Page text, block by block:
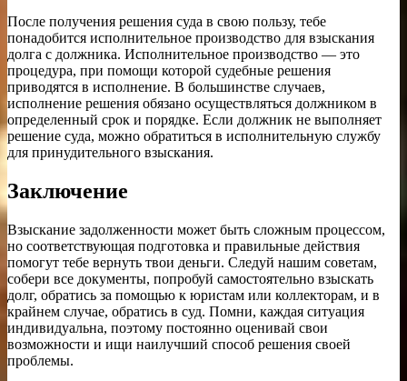
После получения решения суда в свою пользу, тебе
понадобится исполнительное производство для взыскания
долга с должника. Исполнительное производство — это
процедура, при помощи которой судебные решения
приводятся в исполнение. В большинстве случаев,
исполнение решения обязано осуществляться должником в
определенный срок и порядке. Если должник не выполняет
решение суда, можно обратиться в исполнительную службу
для принудительного взыскания.
Заключение
Взыскание задолженности может быть сложным процессом,
но соответствующая подготовка и правильные действия
помогут тебе вернуть твои деньги. Следуй нашим советам,
собери все документы, попробуй самостоятельно взыскать
долг, обратись за помощью к юристам или коллекторам, и в
крайнем случае, обратись в суд. Помни, каждая ситуация
индивидуальна, поэтому постоянно оценивай свои
возможности и ищи наилучший способ решения своей
проблемы.